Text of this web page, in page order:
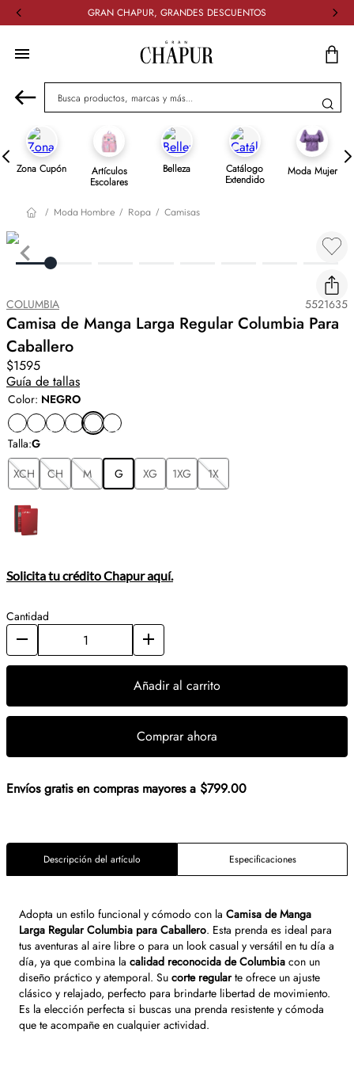
GRAN CHAPUR, GRANDES DESCUENTOS
Busca productos, marcas y más...
Zona Cupón Artículos
Escolares
Belleza Catálogo
Extendido
Moda Mujer
Moda Hombre Ropa Camisas
COLUMBIA 5521635
Camisa de Manga Larga Regular Columbia Para
Caballero
$1595
Guía de tallas
Color: NEGRO
Talla:G
XCH
CH M G XG 1XG 1X
Solicita tu crédito Chapur aquí.
Cantidad
Añadir al carrito
Comprar ahora
Envíos gratis en compras mayores a $799.00
Descripción del artículo Especificaciones
Adopta un estilo funcional y cómodo con la Camisa de Manga
Larga Regular Columbia para Caballero. Esta prenda es ideal para
tus aventuras al aire libre o para un look casual y versátil en tu día a
día, ya que combina la calidad reconocida de Columbia con un
diseño práctico y atemporal. Su corte regularte ofrece un ajuste
clásico y relajado, perfecto para brindarte libertad de movimiento.
Es la elección perfecta si buscas una prenda resistente y cómoda
que te acompañe en cualquier actividad.